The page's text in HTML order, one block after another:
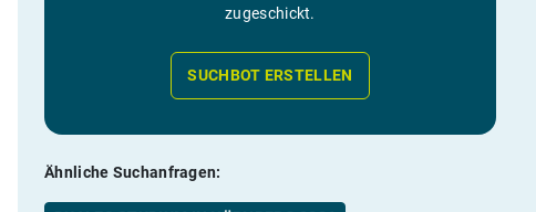
zugeschickt.
SUCHBOT ERSTELLEN
Ähnliche Suchanfragen: